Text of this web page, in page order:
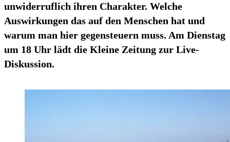
unwiderruflich ihren Charakter. Welche
Auswirkungen das auf den Menschen hat und
warum man hier gegensteuern muss. Am Dienstag
um 18 Uhr lädt die Kleine Zeitung zur Live-
Diskussion.